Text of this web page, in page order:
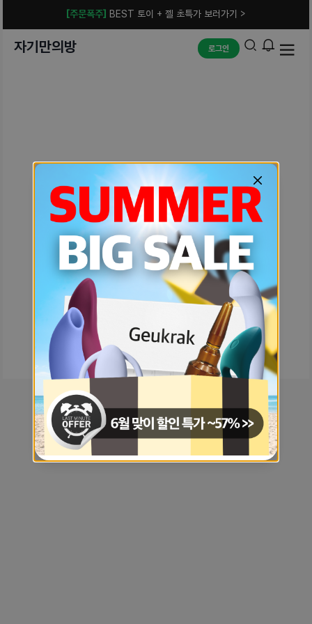
[주문폭주] BEST 토이 + 젤 초특가 보러가기 >
자기만의방 로그인
예상치 못한 에러입니다.